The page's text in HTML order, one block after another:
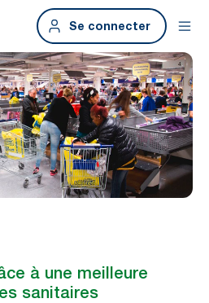
Se connecter
à une meilleure
sanitaires